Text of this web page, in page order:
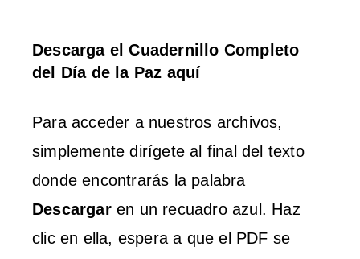
Descarga el Cuadernillo Completo
del Día de la Paz aquí
Para acceder a nuestros archivos,
simplemente dirígete al final del texto
donde encontrarás la palabra
Descargaren un recuadro azul. Haz
clic en ella, espera a que el PDF se